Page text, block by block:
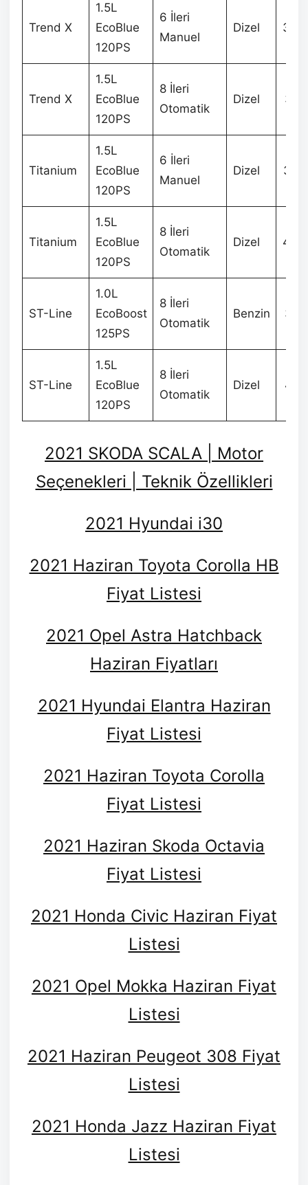
Trend X
1.5L
EcoBlue
120PS
6 İleri
Manuel
Dizel
Trend X
1.5L
EcoBlue
120PS
8 İleri
Otomatik
Dizel
Titanium
1.5L
EcoBlue
120PS
6 İleri
Manuel
Dizel
Titanium
1.5L
EcoBlue
120PS
8 İleri
Otomatik
Dizel
ST-Line
1.0L
EcoBoost
125PS
8 İleri
Otomatik
Benzin
ST-Line
1.5L
EcoBlue
120PS
8 İleri
Otomatik
Dizel
2021 SKODA SCALA | Motor
Seçenekleri | Teknik Özellikleri
2021 Hyundai i30
2021 Haziran Toyota Corolla HB
Fiyat Listesi
2021 Opel Astra Hatchback
Haziran Fiyatları
2021 Hyundai Elantra Haziran
Fiyat Listesi
2021 Haziran Toyota Corolla
Fiyat Listesi
2021 Haziran Skoda Octavia
Fiyat Listesi
2021 Honda Civic Haziran Fiyat
Listesi
2021 Opel Mokka Haziran Fiyat
Listesi
2021 Haziran Peugeot 308 Fiyat
Listesi
2021 Honda Jazz Haziran Fiyat
Listesi